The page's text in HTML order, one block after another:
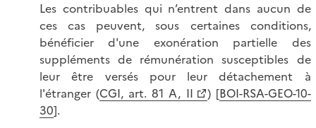
Les contribuables qui n’entrent dans aucun de
ces cas peuvent, sous certaines conditions,
bénéficier d'une exonération partielle des
suppléments de rémunération susceptibles de
leur être versés pour leur détachement à
l'étranger (CGI, art. 81 A, II ) [BOI-RSA-GEO-10-
30].